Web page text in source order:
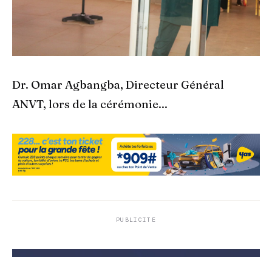
Dr. Omar Agbangba, Directeur Général
ANVT, lors de la cérémonie...
PUBLICITÉ